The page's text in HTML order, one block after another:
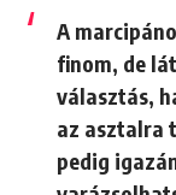
A
finom, de
választás,
az asztalra
pedig